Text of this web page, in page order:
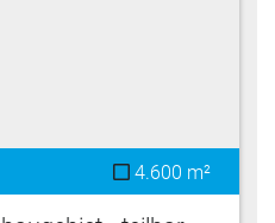
4.600 m²